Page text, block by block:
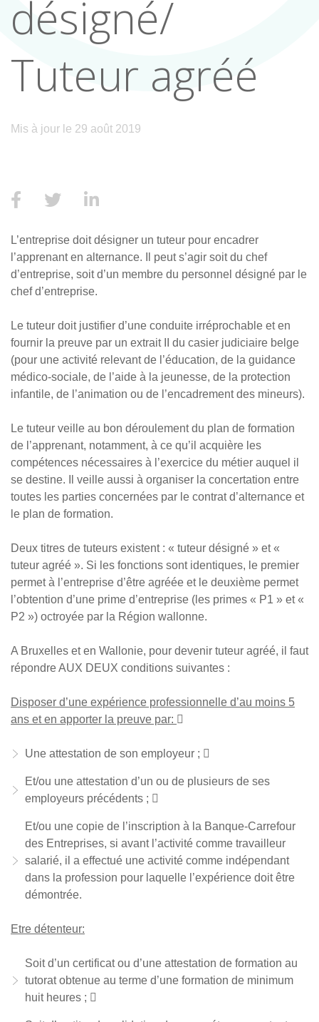
désigné/
Tuteur agréé
Mis à jour le 29 août 2019
L’entreprise doit désigner un tuteur pour encadrer
l’apprenant en alternance. Il peut s’agir soit du chef
d’entreprise, soit d’un membre du personnel désigné par le
chef d’entreprise.
Le tuteur doit justifier d’une conduite irréprochable et en
fournir la preuve par un extrait II du casier judiciaire belge
(pour une activité relevant de l’éducation, de la guidance
médico-sociale, de l’aide à la jeunesse, de la protection
infantile, de l’animation ou de l’encadrement des mineurs).
Le tuteur veille au bon déroulement du plan de formation
de l’apprenant, notamment, à ce qu’il acquière les
compétences nécessaires à l’exercice du métier auquel il
se destine. Il veille aussi à organiser la concertation entre
toutes les parties concernées par le contrat d’alternance et
le plan de formation.
Deux titres de tuteurs existent : « tuteur désigné » et «
tuteur agréé ». Si les fonctions sont identiques, le premier
permet à l’entreprise d’être agréée et le deuxième permet
l’obtention d’une prime d’entreprise (les primes « P1 » et «
P2 ») octroyée par la Région wallonne.
A Bruxelles et en Wallonie, pour devenir tuteur agréé, il faut
répondre AUX DEUX conditions suivantes :
Disposer d’une expérience professionnelle d’au moins 5
ans et en apporter la preuve par: 
Une attestation de son employeur ; 
Et/ou une attestation d’un ou de plusieurs de ses
employeurs précédents ; 
Et/ou une copie de l’inscription à la Banque-Carrefour
des Entreprises, si avant l’activité comme travailleur
salarié, il a effectué une activité comme indépendant
dans la profession pour laquelle l’expérience doit être
démontrée.
Etre détenteur:
Soit d’un certificat ou d’une attestation de formation au
tutorat obtenue au terme d’une formation de minimum
huit heures ; 